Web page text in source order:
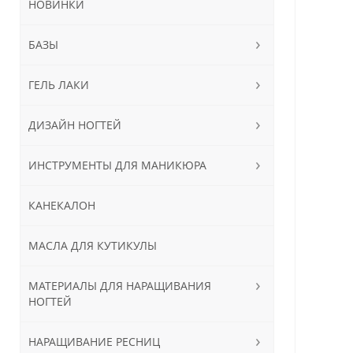
НОВИНКИ
БАЗЫ
ГЕЛЬ ЛАКИ
ДИЗАЙН НОГТЕЙ
ИНСТРУМЕНТЫ ДЛЯ МАНИКЮРА
КАНЕКАЛОН
МАСЛА ДЛЯ КУТИКУЛЫ
МАТЕРИАЛЫ ДЛЯ НАРАЩИВАНИЯ
НОГТЕЙ
НАРАЩИВАНИЕ РЕСНИЦ